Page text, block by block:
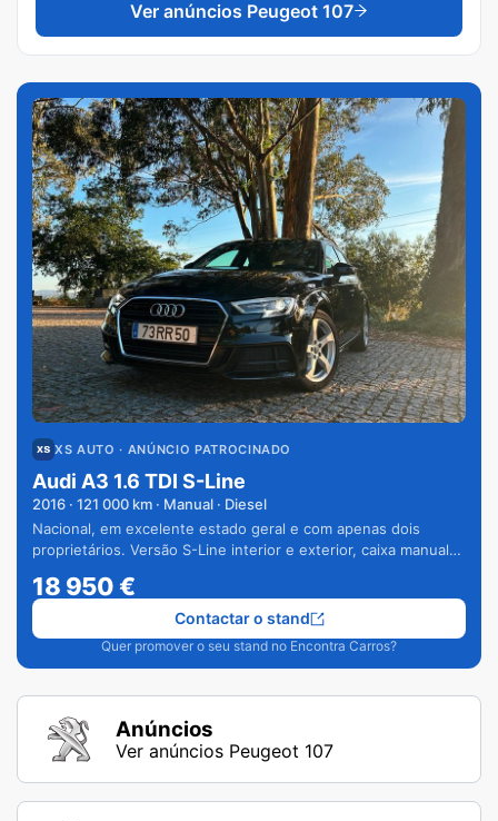
Ver anúncios Peugeot 107
XS AUTO · ANÚNCIO PATROCINADO
Audi A3 1.6 TDI S-Line
2016 · 121 000 km · Manual · Diesel
Nacional, em excelente estado geral e com apenas dois
proprietários. Versão S-Line interior e exterior, caixa manual
18 950€
Quer promover o seu stand no Encontra Carros?
Contactar o stand
Anúncios
Ver anúncios Peugeot 107